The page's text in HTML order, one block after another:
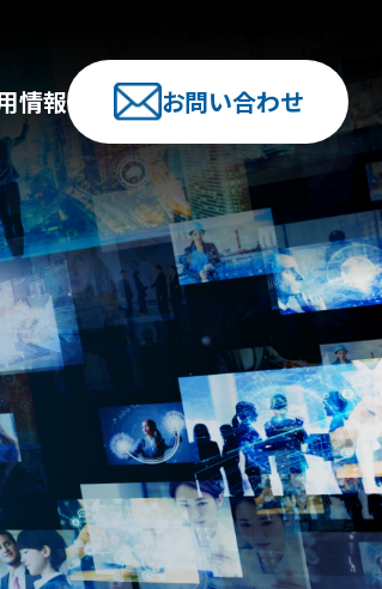
情報 お問い合わせ